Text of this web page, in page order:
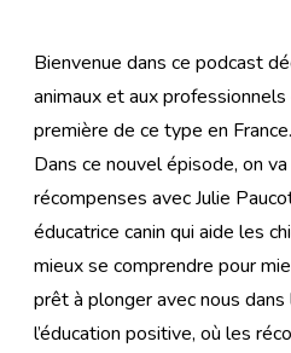
Bienvenue dans ce podcast
animaux et aux
première de ce type en France.
Dans ce nouvel épisode, on
récompenses avec Julie
éducatrice canin qui aide les
mieux se comprendre pour
prêt à plonger avec nous dans
l’éducation positive, où les